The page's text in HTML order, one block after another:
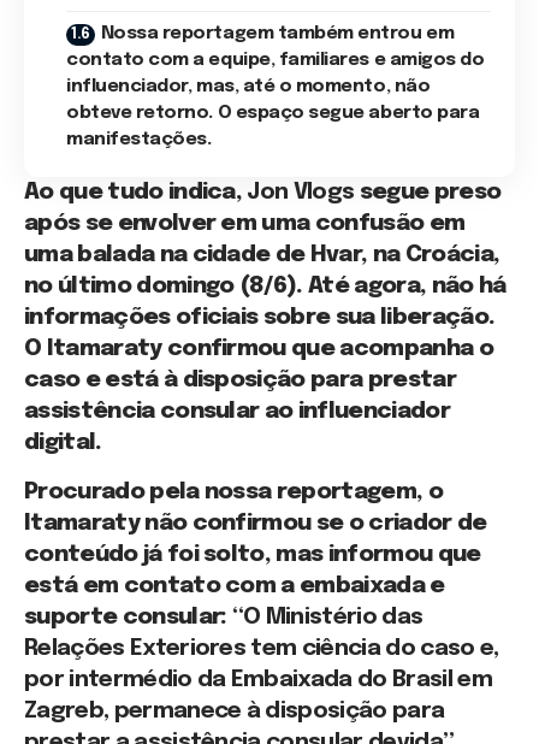
Nossa reportagem também entrou em
contato com a equipe, familiares e amigos do
influenciador, mas, até o momento, não
obteve retorno. O espaço segue aberto para
manifestações.
Ao que tudo indica, Jon Vlogs segue preso
após se envolver em uma confusão em
uma balada na cidade de Hvar, na Croácia,
no último domingo (8/6). Até agora, não há
informações oficiais sobre sua liberação.
O Itamaraty confirmou que acompanha o
caso e está à disposição para prestar
assistência consular ao influenciador
digital.
Procurado pela nossa reportagem, o
Itamaraty não confirmou se o criador de
conteúdo já foi solto, mas informou que
está em contato com a embaixada e
suporte consular: “O Ministério das
Relações Exteriores tem ciência do caso e,
por intermédio da Embaixada do Brasil em
Zagreb, permanece à disposição para